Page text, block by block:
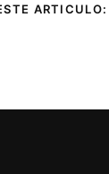
ARTICULO: